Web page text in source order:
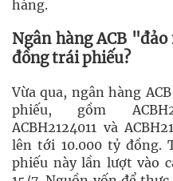
hàng.
Ngân hàng ACB
đồng trái phiếu?
Vừa qua, ngân hàng
phiếu, gồm
ACBH2124011 và
lên tới 10.000 tỷ đồng.
phiếu này lần lượt vào